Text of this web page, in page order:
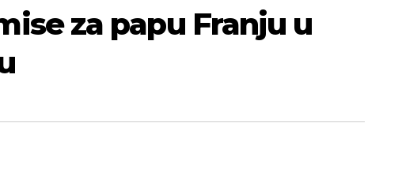
za papu Franju u